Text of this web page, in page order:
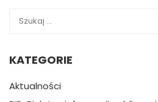
KATEGORIE
Aktualności